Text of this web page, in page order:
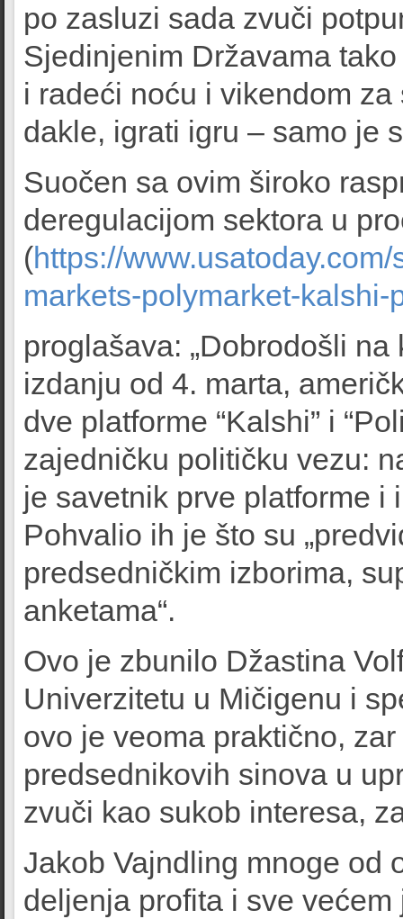
po zasluzi sada zvuči
Sjedinjenim Državama
i radeći noću i vikendom
dakle, igrati igru – samo je
Suočen sa ovim široko
deregulacijom sektora u
(https://
markets-polymarket-
proglašava: „Dobrodošli
izdanju od 4. marta,
dve platforme “Kalshi” i
zajedničku političku vezu:
je savetnik prve platforme i
Pohvalio ih je što su
predsedničkim izborima,
anketama“.
Ovo je zbunilo Džastina
Univerzitetu u Mičigenu i
ovo je veoma praktično,
predsednikovih sinova u
zvuči kao sukob interesa,
Jakob Vajndling mnoge od
deljenja profita i sve